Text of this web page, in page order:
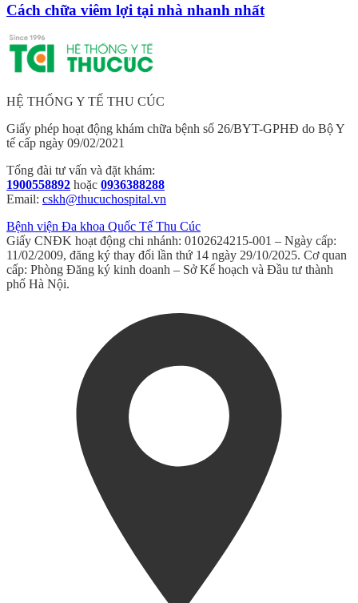
Cách chữa viêm lợi tại nhà nhanh nhất
HỆ THỐNG Y TẾ THU CÚC
Giấy phép hoạt động khám chữa bệnh số 26/BYT-GPHĐ do Bộ Y
tế cấp ngày 09/02/2021
Tổng đài tư vấn và đặt khám:
1900558892 hoặc 0936388288
Email: cskh@thucuchospital.vn
Bệnh viện Đa khoa Quốc Tế Thu Cúc
Giấy CNĐK hoạt động chi nhánh: 0102624215-001 – Ngày cấp:
11/02/2009, đăng ký thay đổi lần thứ 14 ngày 29/10/2025. Cơ quan
cấp: Phòng Đăng ký kinh doanh – Sở Kế hoạch và Đầu tư thành
phố Hà Nội.